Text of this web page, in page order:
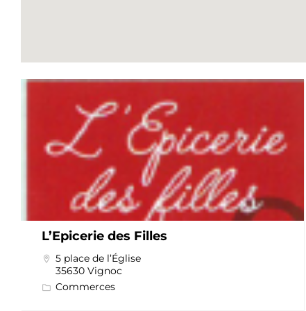
L’Epicerie des Filles
5 place de l’Église
35630 Vignoc
Commerces